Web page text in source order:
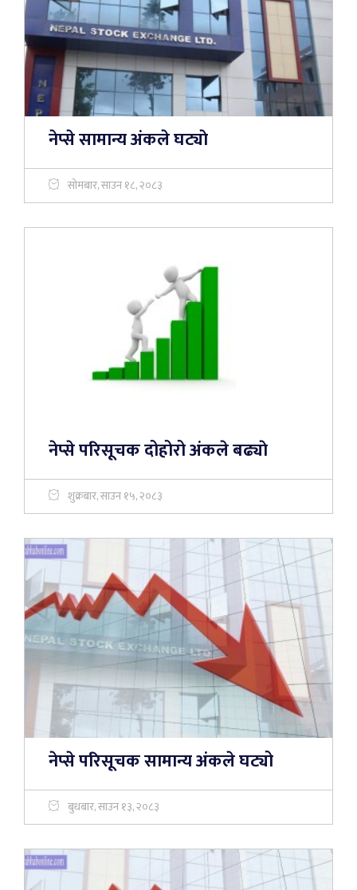
नेप्से सामान्य अंकले घट्याे
सोमबार, साउन १८, २०८३
नेप्से परिसूचक दोहोरो अंकले बढ्याे
शुक्रबार, साउन १५, २०८३
नेप्से परिसूचक सामान्य अंकले घट्यो
बुधबार, साउन १३, २०८३